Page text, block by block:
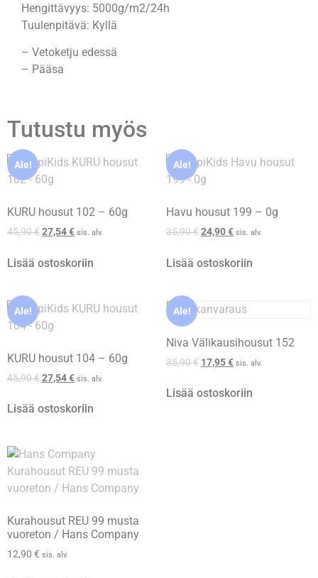
Hengittävyys: 5000g/m2/24h
Tuulenpitävä: Kyllä
– Vetoketju edessä
– Pääsa
Tutustu myös
Ale!
KURU housut 102 – 60g
45,90€27,54€ sis. alv.
Lisää ostoskoriin
Ale!
Havu housut 199 – 0g
35,90€24,90€ sis. alv.
Lisää ostoskoriin
Ale!
KURU housut 104 – 60g
45,90€27,54€ sis. alv.
Lisää ostoskoriin
Ale!
Niva Välikausihousut 152
35,90€ 17,95€ sis. alv.
Lisää ostoskoriin
Kurahousut REU 99 musta
vuoreton / Hans Company
12,90 € sis. alv.